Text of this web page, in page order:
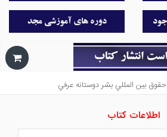
حقوق بين المللي بشر دوستانه عرفي
اطلاعات کتاب